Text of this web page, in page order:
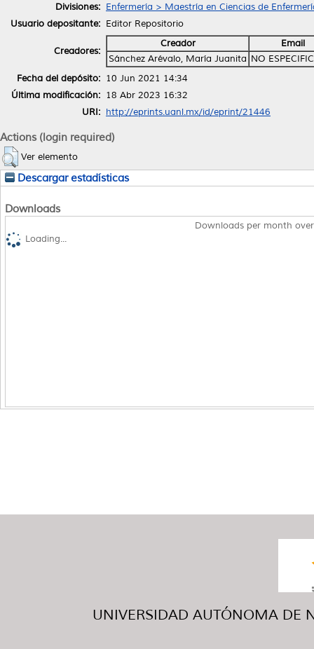
Divisiones: Enfermería > Maestría en Ciencias de
Usuario depositante: Editor Repositorio
Creadores:
Creador
Email
Sánchez Arévalo, María Juanita NO
Fecha del depósito: 10 Jun 2021 14:34
Última modificación: 18 Abr 2023 16:32
URI: http://eprints.uanl.mx/id/eprint/21446
Actions (login required)
Ver elemento
Descargar estadísticas
Downloads
Downloads per month
Loading...
UNIVERSIDAD AUTÓNOMA DE